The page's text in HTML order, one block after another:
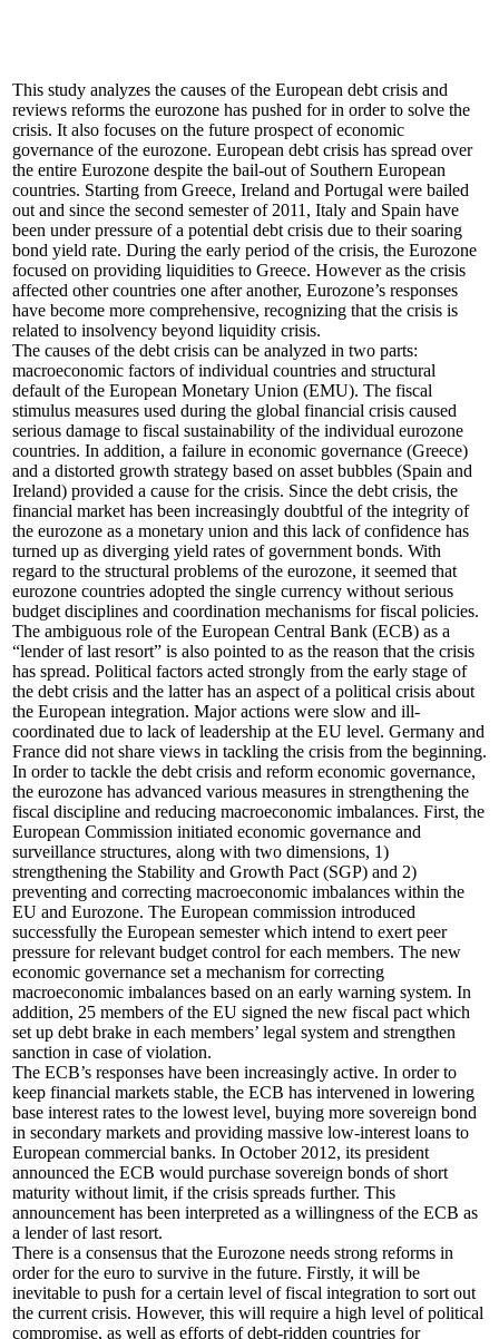
This study analyzes the causes of the European debt crisis and
reviews reforms the eurozone has pushed for in order to solve the
crisis. It also focuses on the future prospect of economic
governance of the eurozone. European debt crisis has spread over
the entire Eurozone despite the bail-out of Southern European
countries. Starting from Greece, Ireland and Portugal were bailed
out and since the second semester of 2011, Italy and Spain have
been under pressure of a potential debt crisis due to their soaring
bond yield rate. During the early period of the crisis, the Eurozone
focused on providing liquidities to Greece. However as the crisis
affected other countries one after another, Eurozone’s responses
have become more comprehensive, recognizing that the crisis is
related to insolvency beyond liquidity crisis.
The causes of the debt crisis can be analyzed in two parts:
macroeconomic factors of individual countries and structural
default of the European Monetary Union (EMU). The fiscal
stimulus measures used during the global financial crisis caused
serious damage to fiscal sustainability of the individual eurozone
countries. In addition, a failure in economic governance (Greece)
and a distorted growth strategy based on asset bubbles (Spain and
Ireland) provided a cause for the crisis. Since the debt crisis, the
financial market has been increasingly doubtful of the integrity of
the eurozone as a monetary union and this lack of confidence has
turned up as diverging yield rates of government bonds. With
regard to the structural problems of the eurozone, it seemed that
eurozone countries adopted the single currency without serious
budget disciplines and coordination mechanisms for fiscal policies.
The ambiguous role of the European Central Bank (ECB) as a
“lender of last resort” is also pointed to as the reason that the crisis
has spread. Political factors acted strongly from the early stage of
the debt crisis and the latter has an aspect of a political crisis about
the European integration. Major actions were slow and ill-
coordinated due to lack of leadership at the EU level. Germany and
France did not share views in tackling the crisis from the beginning.
In order to tackle the debt crisis and reform economic governance,
the eurozone has advanced various measures in strengthening the
fiscal discipline and reducing macroeconomic imbalances. First, the
European Commission initiated economic governance and
surveillance structures, along with two dimensions, 1)
strengthening the Stability and Growth Pact (SGP) and 2)
preventing and correcting macroeconomic imbalances within the
EU and Eurozone. The European commission introduced
successfully the European semester which intend to exert peer
pressure for relevant budget control for each members. The new
economic governance set a mechanism for correcting
macroeconomic imbalances based on an early warning system. In
addition, 25 members of the EU signed the new fiscal pact which
set up debt brake in each members’ legal system and strengthen
sanction in case of violation.
The ECB’s responses have been increasingly active. In order to
keep financial markets stable, the ECB has intervened in lowering
base interest rates to the lowest level, buying more sovereign bond
in secondary markets and providing massive low-interest loans to
European commercial banks. In October 2012, its president
announced the ECB would purchase sovereign bonds of short
maturity without limit, if the crisis spreads further. This
announcement has been interpreted as a willingness of the ECB as
a lender of last resort.
There is a consensus that the Eurozone needs strong reforms in
order for the euro to survive in the future. Firstly, it will be
inevitable to push for a certain level of fiscal integration to sort out
the current crisis. However, this will require a high level of political
compromise, as well as efforts of debt-ridden countries for